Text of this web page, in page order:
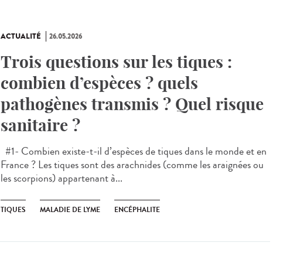
ACTUALITÉ 26.05.2026
Trois questions sur les tiques :
combien d’espèces ? quels
pathogènes transmis ? Quel risque
sanitaire ?
#1- Combien existe-t-il d’espèces de tiques dans le monde et en
France ? Les tiques sont des arachnides (comme les araignées ou
les scorpions) appartenant à...
TIQUES MALADIE DE LYME ENCÉPHALITE